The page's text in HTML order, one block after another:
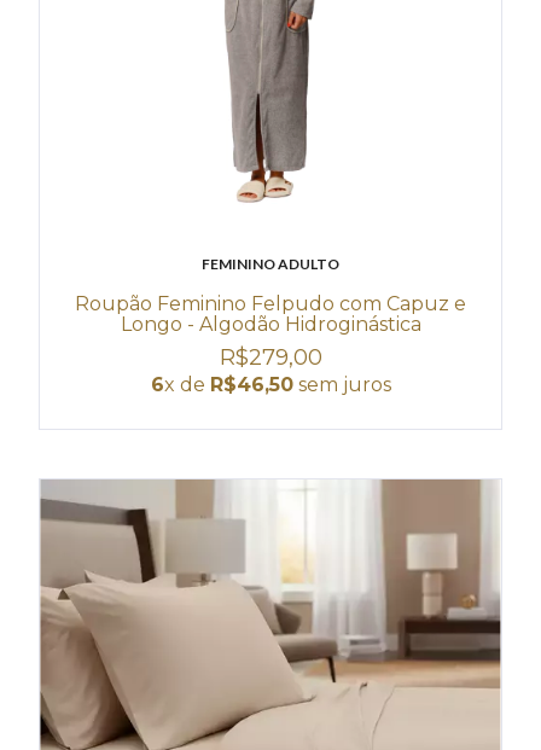
FEMININO ADULTO
Roupão Feminino Felpudo com Capuz e
Longo - Algodão Hidroginástica
R$279,00
6x de R$46,50sem juros